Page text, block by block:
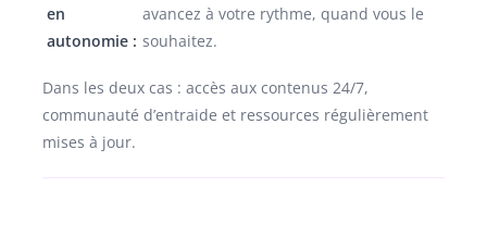
en
autonomie :
avancez à votre rythme, quand vous le
souhaitez.
Dans les deux cas : accès aux contenus 24/7,
communauté d’entraide et ressources régulièrement
mises à jour.